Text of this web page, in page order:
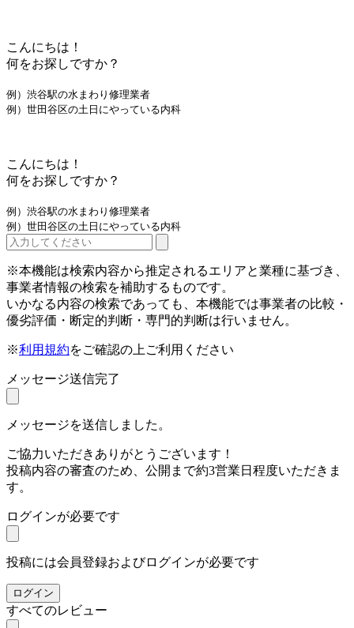
こんにちは！
何をお探しですか？
例）渋谷駅の水まわり修理業者
例）世田谷区の土日にやっている内科
こんにちは！
何をお探しですか？
例）渋谷駅の水まわり修理業者
例）世田谷区の土日にやっている内科
※本機能は検索内容から推定されるエリアと業種に基づき、
事業者情報の検索を補助するものです。
いかなる内容の検索であっても、本機能では事業者の比較・
優劣評価・断定的判断・専門的判断は行いません。
※利用規約をご確認の上ご利用ください
メッセージ送信完了
メッセージを送信しました。
ご協力いただきありがとうございます！
投稿内容の審査のため、公開まで約3営業日程度いただきま
す。
ログインが必要です
投稿には会員登録およびログインが必要です
ログイン
すべてのレビュー